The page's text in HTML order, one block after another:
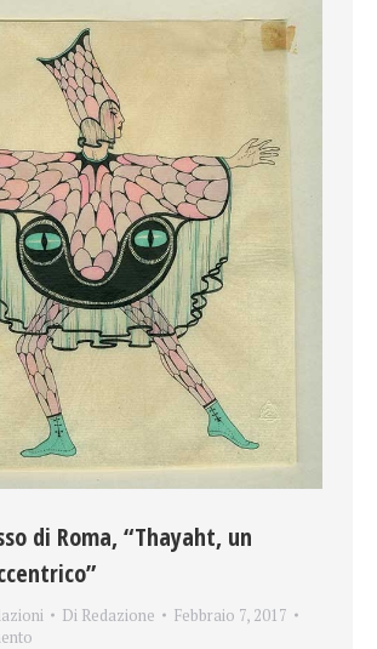
di Roma, “Thayaht, un
Di Redazione
Febbraio 7, 2017